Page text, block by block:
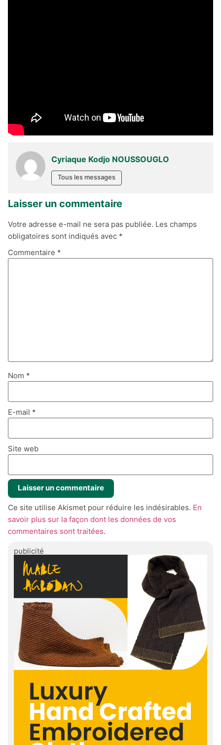
Cyriaque Kodjo NOUSSOUGLO
Tous les messages
Laisser un commentaire
Votre adresse e-mail ne sera pas publiée. Les champs
obligatoires sont indiqués avec *
Commentaire *
Nom *
E-mail *
Site web
Ce site utilise Akismet pour réduire les indésirables. En
savoir plus sur la façon dont les données de vos
commentaires sont traitées.
publicité